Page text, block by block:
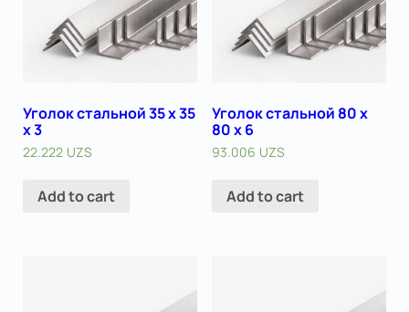
Уголок стальной 35 х 35
x 3
22.222 UZS
Add to cart
Уголок стальной 80 х
80 x 6
93.006 UZS
Add to cart